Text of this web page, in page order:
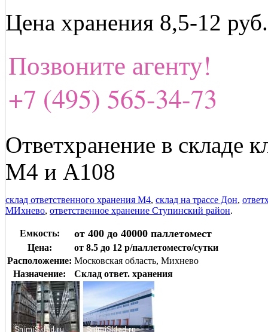
Цена хранения 8,5-12
Позвоните агенту!
+7 (495) 565-34-73
Ответхранение в складе
М4 и А108
склад ответственного хранения М4, склад на трассе Дон,
МИхнево, ответственное хранение Ступинский район.
Емкость: от 400 до 40000 паллетомест
Цена:
от 8.5 до 12 р/паллетоместо/сутки
Расположение: Московская область, Михнево
Назначение:
Склад ответ. хранения